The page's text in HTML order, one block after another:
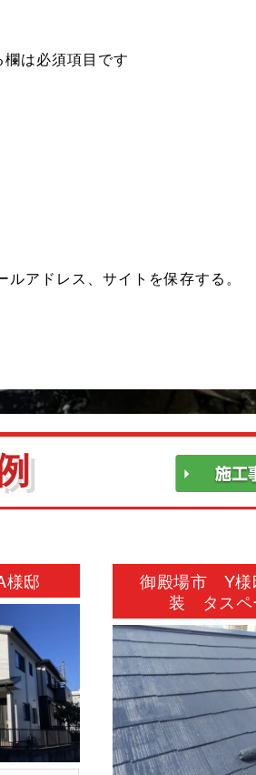
は必須項目です
アドレス、サイトを保存する。
邸
御殿場市 Y
装 タスペ